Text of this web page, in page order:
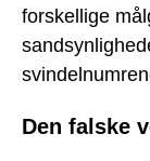
forskellige
Den falske